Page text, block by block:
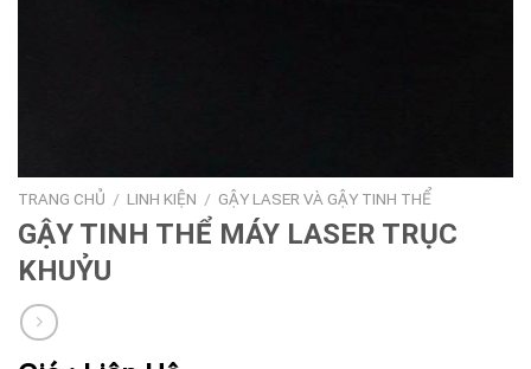
TRANG CHỦ / LINH KIỆN / GẬY LASER VÀ GẬY TINH THỂ
GẬY TINH THỂ MÁY LASER TRỤC
KHUỶU